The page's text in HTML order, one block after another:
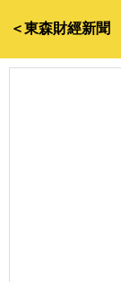
＜東森財經新聞